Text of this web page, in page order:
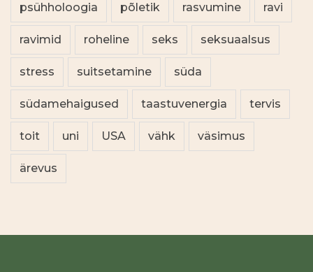
psühholoogia põletik rasvumine ravi
ravimid roheline seks seksuaalsus
stress suitsetamine süda
südamehaigused taastuvenergia tervis
toit uni USA vähk väsimus
ärevus